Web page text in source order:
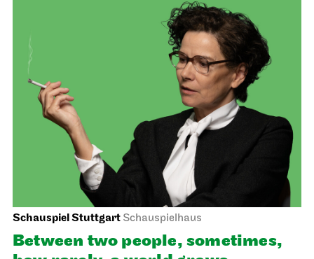
Meeting point staircase opera
house
Einblicke